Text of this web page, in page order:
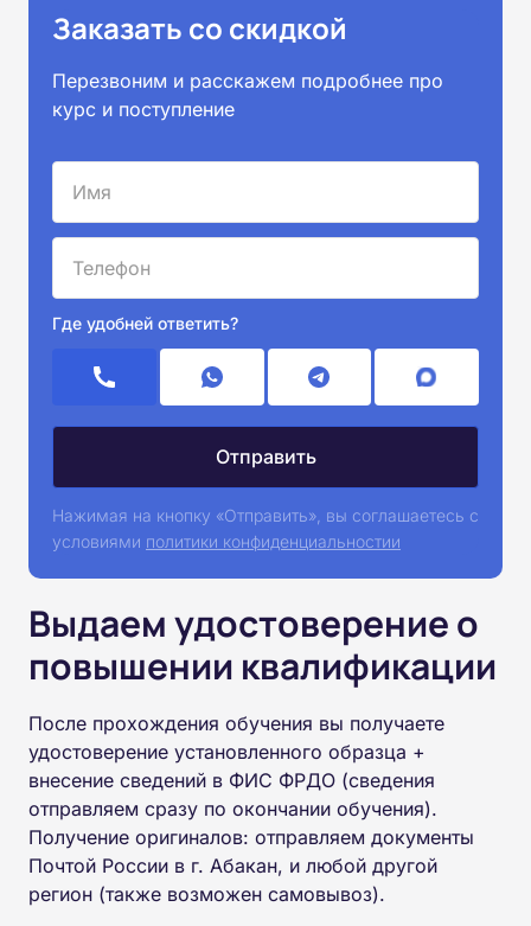
Заказать со скидкой
Перезвоним и расскажем подробнее про
курс и поступление
Где удобней ответить?
Нажимая на кнопку «Отправить», вы соглашаетесь с
условиями политики конфиденциальностии
Выдаем удостоверение о
повышении квалификации
После прохождения обучения вы получаете
удостоверение установленного образца +
внесение сведений в ФИС ФРДО (сведения
отправляем сразу по окончании обучения).
Получение оригиналов: отправляем документы
Почтой России в г. Абакан, и любой другой
регион (также возможен самовывоз).